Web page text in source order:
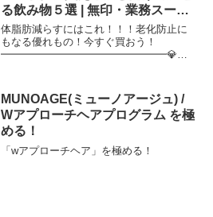
る飲み物５選 | 無印・業務スーパ
ーで買える
体脂肪減らすにはこれ！！！老化防止に
もなる優れもの！今すぐ買おう！
━━━━━━━━━━━━━━━━💎豪
LINE⇩━━━━━━━━━━━━━━━
━LINE登録してたった2つの質問に答え
るだけ...
MUNOAGE(ミューノアージュ) /
Wアプローチヘアプログラム を極
める！
「wアプローチヘア」を極める！